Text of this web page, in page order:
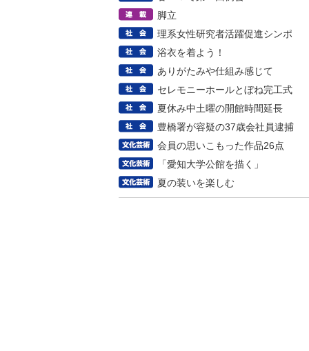
脚立
理系女性研究者活躍促進シンポ
浴衣を着よう！
ありがたみや仕組み感じて
セレモニーホールとぼね完工式
夏休み中土曜の開館時間延長
豊橋署が容疑の37歳会社員逮捕
会員の思いこもった作品26点
「愛知大学公館を描く」
夏の装いを楽しむ